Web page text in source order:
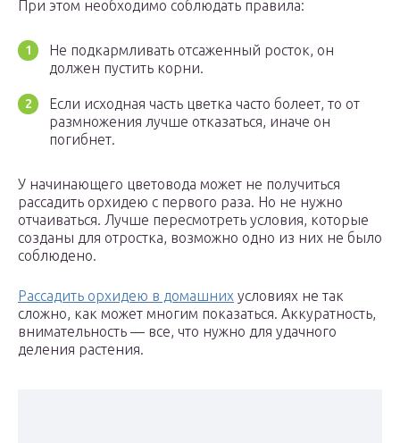
При этом необходимо соблюдать правила:
Не подкармливать отсаженный росток, он
должен пустить корни.
Если исходная часть цветка часто болеет, то от
размножения лучше отказаться, иначе он
погибнет.
У начинающего цветовода может не получиться
рассадить орхидею с первого раза. Но не нужно
отчаиваться. Лучше пересмотреть условия, которые
созданы для отростка, возможно одно из них не было
соблюдено.
Рассадить орхидею в домашних условиях не так
сложно, как может многим показаться. Аккуратность,
внимательность — все, что нужно для удачного
деления растения.